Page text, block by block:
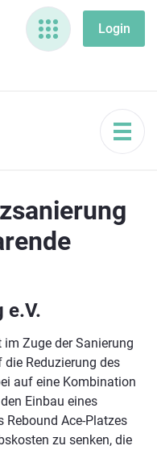
e.V.
im Zuge der Sanierung
Reduzierung des
auf eine Kombination
Einbau eines
Rebound Ace-Platzes
zu senken, die